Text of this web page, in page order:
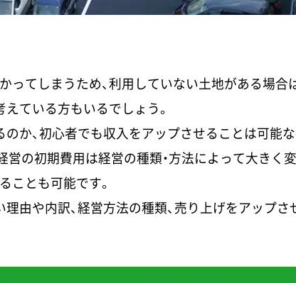
ってしまうため、利用していない土地がある場合
ている方もいるでしょう。
か、初心者でも収入をアップさせることは可能な
の初期費用は経営の種類・方法によって大きく
ことも可能です。
由や内訳、経営方法の種類、売り上げをアップさ